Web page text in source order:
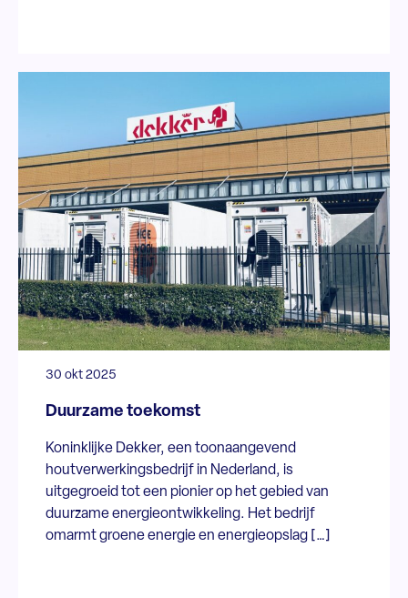
30 okt 2025
Duurzame toekomst
Koninklijke Dekker, een toonaangevend
houtverwerkingsbedrijf in Nederland, is
uitgegroeid tot een pionier op het gebied van
duurzame energieontwikkeling. Het bedrijf
omarmt groene energie en energieopslag […]